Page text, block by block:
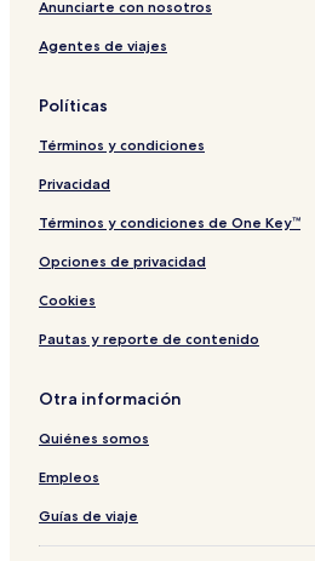
Anunciarte con nosotros
Agentes de viajes
Políticas
Términos y condiciones
Privacidad
Términos y condiciones de One Key™
Opciones de privacidad
Cookies
Pautas y reporte de contenido
Otra información
Quiénes somos
Empleos
Guías de viaje